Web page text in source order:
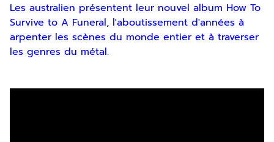
Les australien présentent leur nouvel album How To
Survive to A Funeral, l'aboutissement d'années à
arpenter les scènes du monde entier et à traverser
les genres du métal.